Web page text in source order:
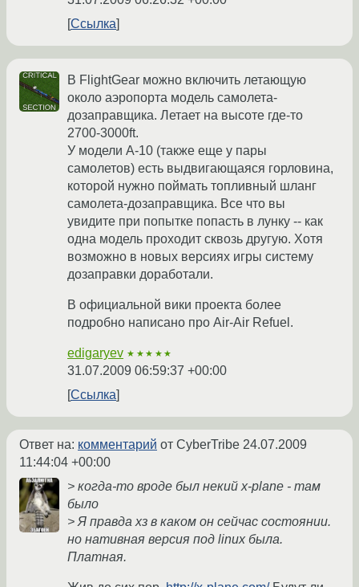
Ссылка
В FlightGear можно включить летающую
около аэропорта модель самолета-
дозаправщика. Летает на высоте где-то
2700-3000ft.
У модели A-10 (также еще у пары
самолетов) есть выдвигающаяся горловина,
которой нужно поймать топливный шланг
самолета-дозаправщика. Все что вы
увидите при попытке попасть в лунку -- как
одна модель проходит сквозь другую. Хотя
возможно в новых версиях игры систему
дозаправки доработали.
В официальной вики проекта более
подробно написано про Air-Air Refuel.
edigaryev ★★★★★
31.07.2009 06:59:37 +00:00
Ссылка
Ответ на: комментарий от CyberTribe 24.07.2009
11:44:04 +00:00
> когда-то вроде был некий x-plane - там
было
> Я правда хз в каком он сейчас состоянии.
но нативная версия под linux была.
Платная.